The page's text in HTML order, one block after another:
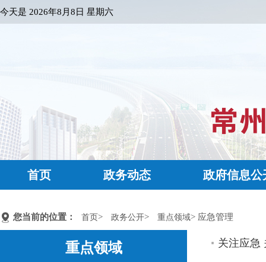
今天是 2026年8月8日 星期六
首页 政务动态 政府信息公
您当前的位置： 首页> 政务公开> 重点领域> 应急管理
重点领域 关注应急